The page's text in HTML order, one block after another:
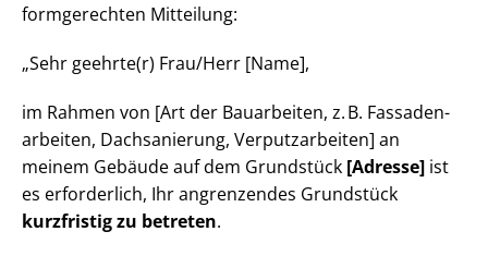
formgerechten Mitteilung:
„Sehr geehrte(r) Frau/Herr [Name],
im Rahmen von [Art der Bauarbeiten, z. B. Fas­sa­den­
ar­bei­ten, Dachsanierung, Verputzarbeiten] an
meinem Gebäude auf dem Grundstück [Adresse] ist
es erforderlich, Ihr angrenzendes Grundstück
kurzfristig zu betreten.